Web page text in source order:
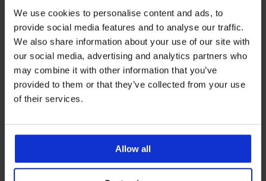
We use cookies to personalise content and ads, to
provide social media features and to analyse our traffic.
We also share information about your use of our site with
our social media, advertising and analytics partners who
may combine it with other information that you’ve
provided to them or that they’ve collected from your use
of their services.
Allow all
Wyprzedaż -70%
Damskie
52,80
PREMIUM
body
Selmark
Wyprzedaż
zł
Wyprzedaż
zł
LIMITED -40%
zł
Wyprzedaż -70%
otwartym
Wyprzedaż -70%
4,8
zł
-30%
by
-25 % ALL25
Ocieplane
150,99
-25 % ALL25
Filo
Z tej samej kolekcji